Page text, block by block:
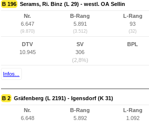
B 196 Serams, Ri. Binz (L 29) - westl. OA Sellin
Nr.
6.647
(9.870)
B-Rang
5.891
(3.512)
L-Rang
93
(32)
DTV
10.945
SV
306
(2,8%)
BPL
Infos...
B 2 Gräfenberg (L 2191) - Igensdorf (K 31)
Nr.
6.648
B-Rang
5.892
L-Rang
1.092